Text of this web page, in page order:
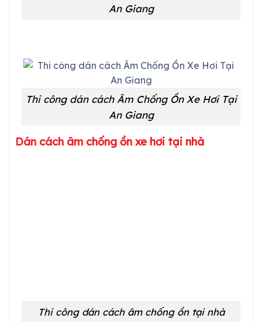
An Giang
Thi công dán cách Âm Chống Ồn Xe Hơi Tại
An Giang
Dán cách âm chống ồn xe hơi tại nhà
Thi công dán cách âm chống ồn tại nhà